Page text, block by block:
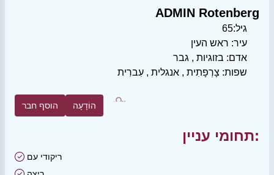
ADMIN Rotenberg
גיל:65
עיר: ראש העין
אדם: בזוגיות , גבר
שפות: צָרְפָתִית , אנגלית , עִברִית
הוסף חבר הוֹדָעָה
תחומי עניין:
ריקודי עם